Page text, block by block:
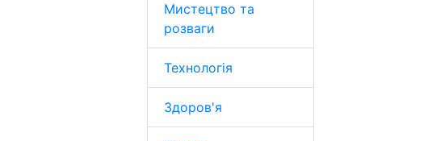
Мистецтво та
розваги
Технологія
Здоров'я